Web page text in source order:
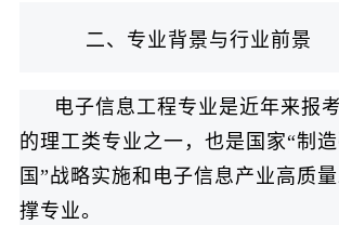
二、专业背景与行业前景
电子信息工程专业是近年来报
的理工类专业之一，也是国家“制
国”战略实施和电子信息产业高质
撑专业。